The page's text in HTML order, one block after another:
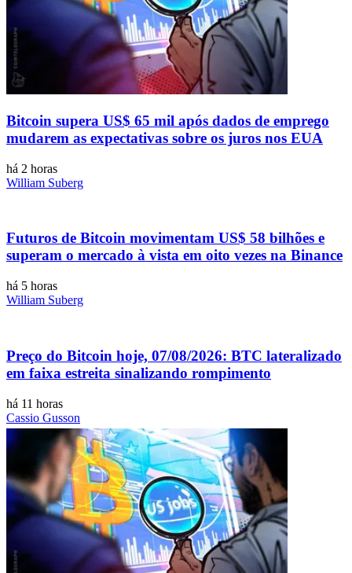
Bitcoin supera US$ 65 mil após dados de emprego
mudarem as expectativas sobre os juros nos EUA
há 2 horas
William Suberg
Futuros de Bitcoin movimentam US$ 58 bilhões e
superam o mercado à vista em oito vezes na Binance
há 5 horas
William Suberg
Preço do Bitcoin hoje, 07/08/2026: BTC lateralizado
em faixa estreita sinalizando rompimento
há 11 horas
Cassio Gusson